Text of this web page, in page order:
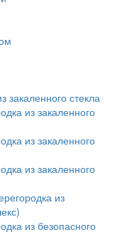
закаленного стекла
из закаленного
из закаленного
из закаленного
из
из безопасного